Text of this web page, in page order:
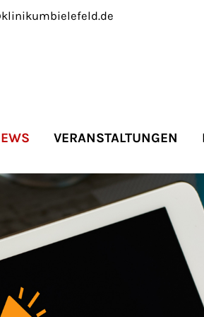
Have any questions?
+44 1234 567 890
Drop us a line
info@yourdomain.com
VERANSTALTUNGEN